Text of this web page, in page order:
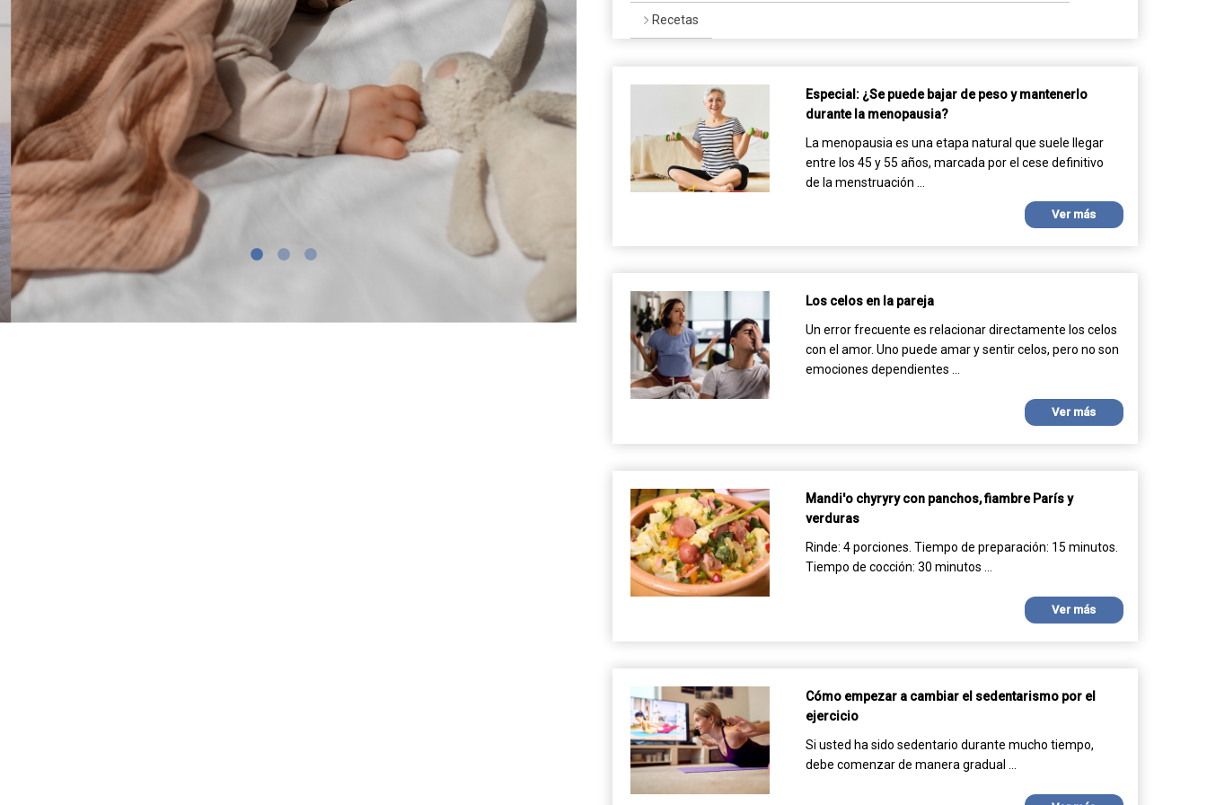
Recetas
Especial: ¿Se puede bajar de peso y mantenerlo
durante la menopausia?
La menopausia es una etapa natural que suele llegar
entre los 45 y 55 años, marcada por el cese definitivo
de la menstruación ...
Ver más
Los celos en la pareja
Un error frecuente es relacionar directamente los celos
con el amor. Uno puede amar y sentir celos, pero no son
emociones dependientes ...
Ver más
Mandi'o chyryry con panchos, fiambre París y
verduras
Rinde: 4 porciones. Tiempo de preparación: 15 minutos.
Tiempo de cocción: 30 minutos ...
Ver más
Cómo empezar a cambiar el sedentarismo por el
ejercicio
Si usted ha sido sedentario durante mucho tiempo,
debe comenzar de manera gradual ...